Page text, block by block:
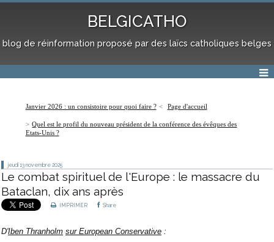
BELGICATHO
blog de réinformation proposé par des laïcs catholiques belges
Janvier 2026 : un consistoire pour quoi faire ? Page d'accueil
Quel est le profil du nouveau président de la conférence des évêques des
Etats-Unis ?
jeudi 13 novembre 2025
Le combat spirituel de l'Europe : le massacre du
Bataclan, dix ans après
IMPRIMER Share
D'Iben Thranholm sur European Conservative :